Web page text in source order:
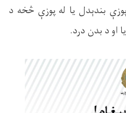
بندېدل یا له پوزې څخه د
او د بدن درد.